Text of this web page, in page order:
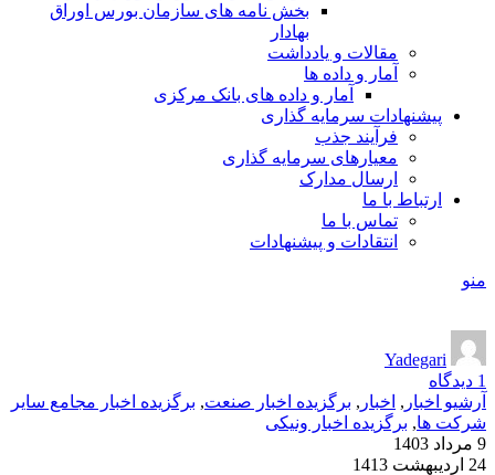
بخش نامه های سازمان بورس اوراق
بهادار
مقالات و یادداشت
آمار و داده ها
آمار و داده های بانک مرکزی
پیشنهادات سرمایه گذاری
فرآیند جذب
معیارهای سرمایه گذاری
ارسال مدارک
ارتباط با ما
تماس با ما
انتقادات و پیشنهادات
منو
Yadegari
1 دیدگاه
آرشیو اخبار , اخبار , برگزیده اخبار صنعت, برگزیده اخبار مجامع سایر
شرکت ها, برگزیده اخبار ونیکی
9 مرداد 1403
24 اردیبهشت 1413